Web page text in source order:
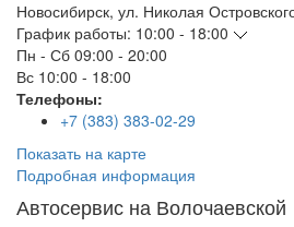
Новосибирск, ул. Николая
График работы: 10:00 - 18:00
Пн - Сб 09:00 - 20:00
Вс 10:00 - 18:00
Телефоны:
+7 (383) 383-02-29
Показать на карте
Подробная информация
Автосервис на Волочаевской